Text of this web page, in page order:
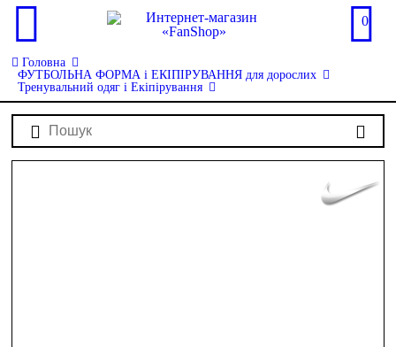
0
Головна
ФУТБОЛЬНА ФОРМА і ЕКІПІРУВАННЯ для дорослих
Тренувальний одяг і Екіпірування